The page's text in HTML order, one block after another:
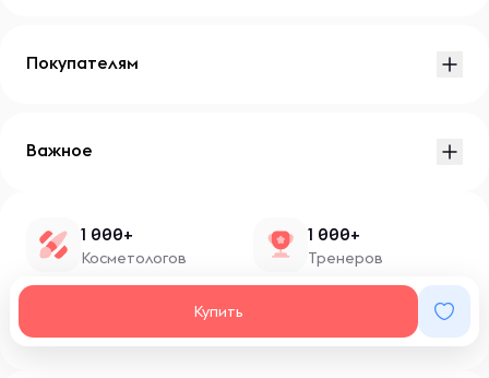
Купить
Покупателям
Важное
1 000+
Косметологов
1 000+
Тренеров